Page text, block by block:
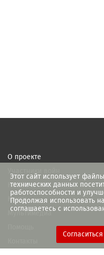
Этот сайт использует
технических данных
работоспособности и
Продолжая использовать
соглашаетесь с
Согласиться
О проекте
Новости
Книги
Мультимедиа